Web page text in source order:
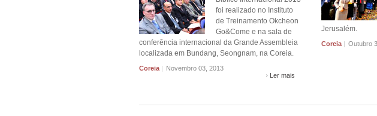
foi realizado no Instituto
de Treinamento Okcheon
Go&Come e na sala de
conferência internacional da Grande Assembleia
localizada em Bundang, Seongnam, na Coreia.
Coreia | Novembro 03, 2013
Ler mais
Jerusalém.
Coreia | Outubro